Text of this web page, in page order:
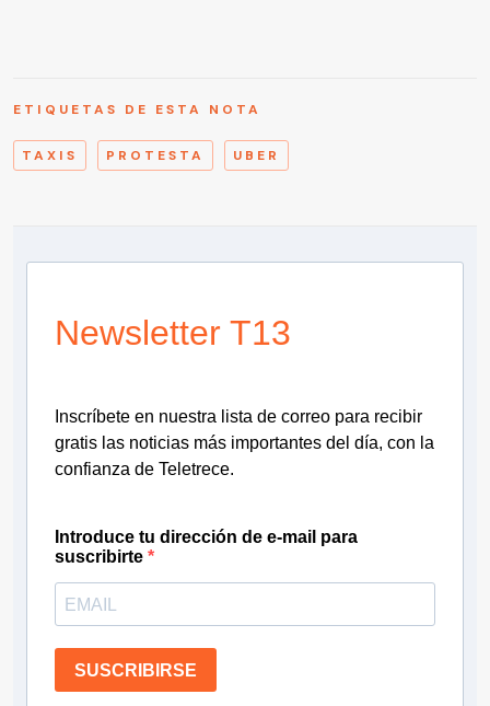
ETIQUETAS DE ESTA NOTA
TAXIS PROTESTA UBER
Newsletter T13
Inscríbete en nuestra lista de correo para recibir
gratis las noticias más importantes del día, con la
confianza de Teletrece.
Introduce tu dirección de e-mail para
suscribirte
SUSCRIBIRSE